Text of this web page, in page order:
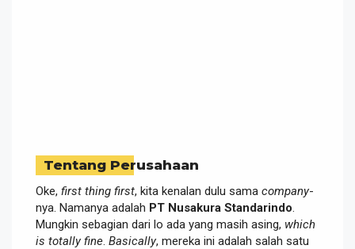
Tentang Perusahaan
Oke, first thing first, kita kenalan dulu sama company-
nya. Namanya adalah PT Nusakura Standarindo
Mungkin sebagian dari lo ada yang masih asing, which
is totally fine Basically, mereka ini adalah salah satu